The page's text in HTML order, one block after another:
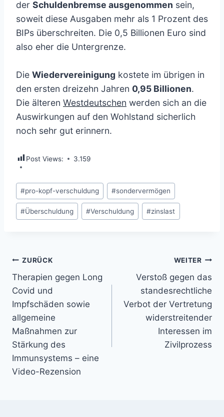
der Schuldenbremse ausgenommen sein,
soweit diese Ausgaben mehr als 1 Prozent des
BIPs überschreiten. Die 0,5 Billionen Euro sind
also eher die Untergrenze.
Die Wiedervereinigung kostete im übrigen in
den ersten dreizehn Jahren 0,95 Billionen.
Die älteren Westdeutschen werden sich an die
Auswirkungen auf den Wohlstand sicherlich
noch sehr gut erinnern.
Post Views: 3.159
Schlagworte:
#pro-kopf-verschuldung #sondervermögen
#Überschuldung #Verschuldung #zinslast
Beitragsnavigation
ZURÜCK
Therapien gegen Long
Covid und
Impfschäden sowie
allgemeine
Maßnahmen zur
Stärkung des
Immunsystems – eine
Video-Rezension
WEITER
Verstoß gegen das
standesrechtliche
Verbot der Vertretung
widerstreitender
Interessen im
Zivilprozess